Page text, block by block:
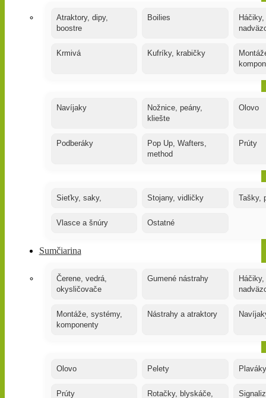
Atraktory, dipy,
boostre
Boilies
Krmivá Kufríky, krabičky
Navíjaky
Nožnice, peány,
kliešte
Olovo
Podberáky
Pop Up, Wafters,
method
Prúty
Sieťky, saky, Stojany, vidličky Tašky,
Vlasce a šnúry Ostatné
Sumčiarina
Čerene, vedrá,
okysličovače
Gumené nástrahy
Montáže, systémy,
komponenty
Nástrahy a atraktory
Olovo Pelety
Prúty
Rotačky, blyskáče,